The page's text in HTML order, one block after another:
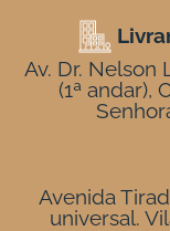
Av. Dr. Nelson
(1ª andar),
Avenida
universal.